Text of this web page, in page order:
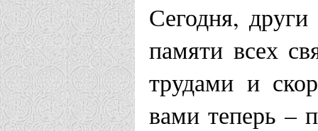
Сегодня,
памяти всех
трудами и
вами теперь –